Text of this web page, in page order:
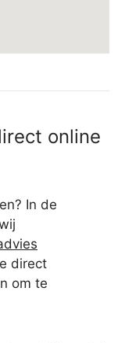
online
In de
direct
om te